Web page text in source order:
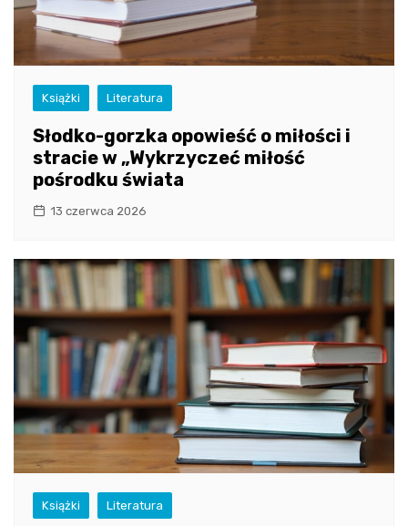
Książki Literatura
Słodko-gorzka opowieść o miłości i
stracie w „Wykrzyczeć miłość
pośrodku świata
13 czerwca 2026
Książki Literatura